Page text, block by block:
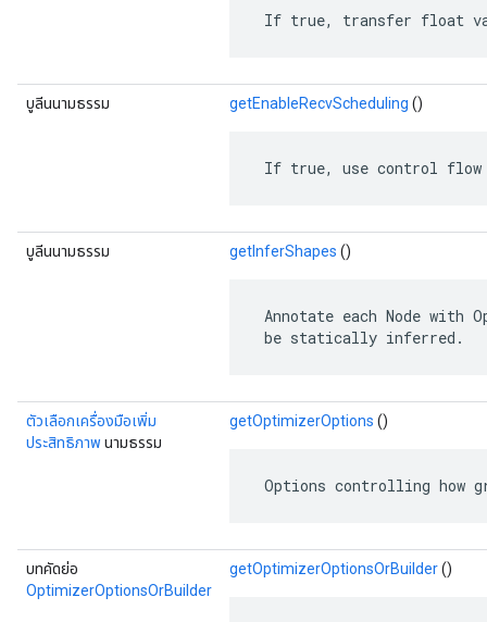
If true, transfer float
บูลีนนามธรรม getEnableRecvScheduling ()
If true, use control flow
บูลีนนามธรรม getInferShapes ()
Annotate each Node
be statically inferred.
ตัวเลือกเครื่องมือเพิ่ม
ประสิทธิภาพ นามธรรม
getOptimizerOptions ()
Options controlling how
บทคัดย่อ
OptimizerOptionsOrBuilder
getOptimizerOptionsOrBuilder()